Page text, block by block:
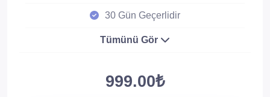
30 Gün Geçerlidir
Tümünü Gör
999.00₺